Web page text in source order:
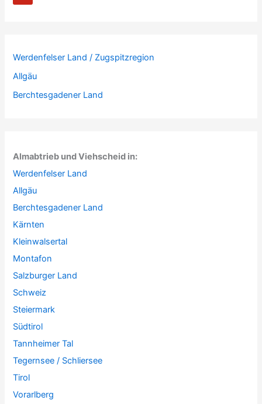
Werdenfelser Land / Zugspitzregion
Allgäu
Berchtesgadener Land
Almabtrieb und Viehscheid in:
Werdenfelser Land
Allgäu
Berchtesgadener Land
Kärnten
Kleinwalsertal
Montafon
Salzburger Land
Schweiz
Steiermark
Südtirol
Tannheimer Tal
Tegernsee / Schliersee
Tirol
Vorarlberg